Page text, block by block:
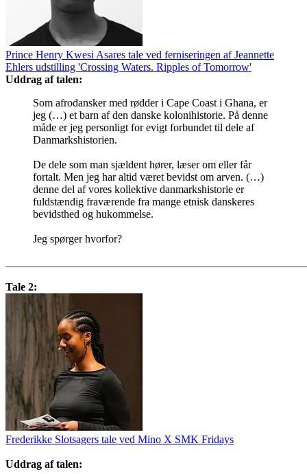
Prince Henry Kwesi Asares tale ved ferniseringen af Jeannette
Ehlers udstilling 'Crossing Waters. Ripples of Tomorrow'
Uddrag af talen:
Som afrodansker med rødder i Cape Coast i Ghana, er
jeg (…) et barn af den danske kolonihistorie. På denne
måde er jeg personligt for evigt forbundet til dele af
Danmarkshistorien.
De dele som man sjældent hører, læser om eller får
fortalt. Men jeg har altid været bevidst om arven. (…)
denne del af vores kollektive danmarkshistorie er
fuldstændig fraværende fra mange etnisk danskeres
bevidsthed og hukommelse.
Jeg spørger hvorfor?
Tale 2:
Frederikke Slotsagers tale ved Mino X SMK Fridays
Uddrag af talen: